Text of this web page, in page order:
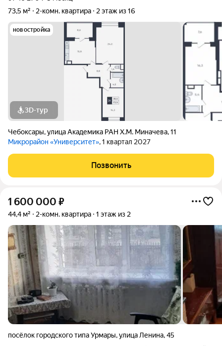
73,5 м²
2-комн. квартира 2 этаж из 16
новостройка
3D-тур
Чебоксары,улица Академика РАН Х.М. Миначева,11
Микрорайон «Университет», 1 квартал 2027
Позвонить
1 600 000 ₽
44,4 м² 2-комн. квартира 1 этаж из 2
посёлок городского типа Урмары,улица Ленина,45